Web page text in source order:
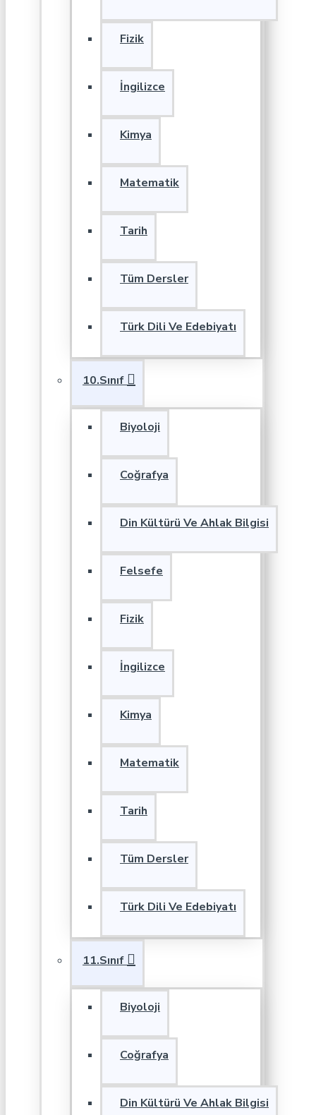
Fizik
İngilizce
Kimya
Matematik
Tarih
Tüm Dersler
Türk Dili Ve Edebiyatı
10.Sınıf
Biyoloji
Coğrafya
Din Kültürü Ve Ahlak Bilgisi
Felsefe
Fizik
İngilizce
Kimya
Matematik
Tarih
Tüm Dersler
Türk Dili Ve Edebiyatı
11.Sınıf
Biyoloji
Coğrafya
Din Kültürü Ve Ahlak Bilgisi